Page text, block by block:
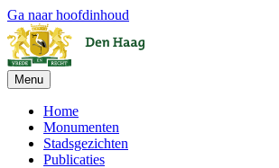
Ga naar hoofdinhoud
Menu
Home
Monumenten
Stadsgezichten
Publicaties